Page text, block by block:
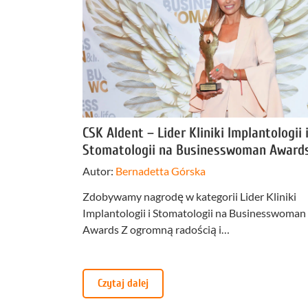
Leczenie
CSK Aldent – Lider Kliniki Implantologii i
Stomatologii na Businesswoman
Autor: Bernadetta Górska
Zdobywamy nagrodę w kategorii Lider Kliniki
Implantologii i Stomatologii na Businesswoman
Awards Z ogromną radością i…
Czytaj dalej